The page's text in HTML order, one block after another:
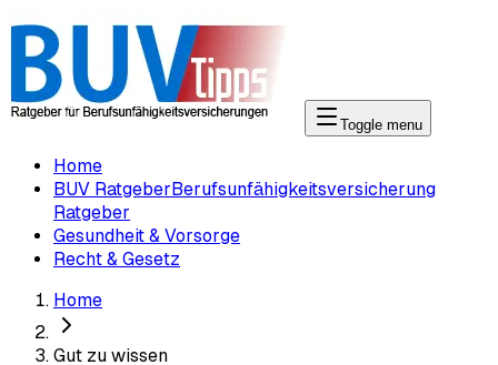
Toggle menu
Home
BUV RatgeberBerufsunfähigkeitsversicherung
Ratgeber
Gesundheit & Vorsorge
Recht & Gesetz
Home
Gut zu wissen